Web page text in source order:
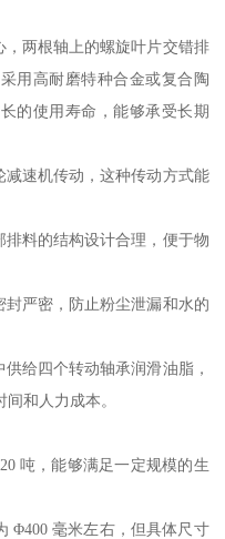
两根轴上的螺旋叶片交错排
用高耐磨特种合金或复合陶
的使用寿命，能够承受长期
速机传动，这种传动方式能
料的结构设计合理，便于物
严密，防止粉尘泄漏和水的
给四个转动轴承润滑油脂，
和人力成本。
吨，能够满足一定规模的生
毫米左右，但具体尺寸